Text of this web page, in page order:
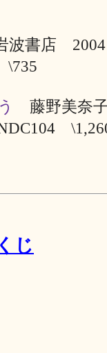
波書店
藤野美奈
じ